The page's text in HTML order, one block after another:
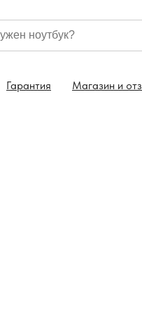
Гарантия Магазин и
уже в корзине